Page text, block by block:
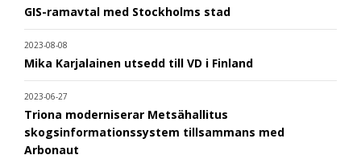
GIS-ramavtal med Stockholms stad
2023-08-08
Mika Karjalainen utsedd till VD i Finland
2023-06-27
Triona moderniserar Metsähallitus
skogsinformationssystem tillsammans med
Arbonaut